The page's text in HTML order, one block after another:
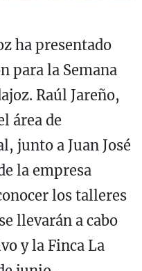
ha presentado
para la Semana
Raúl Jareño,
área de
junto a Juan José
la empresa
los talleres
llevarán a cabo
y la Finca La